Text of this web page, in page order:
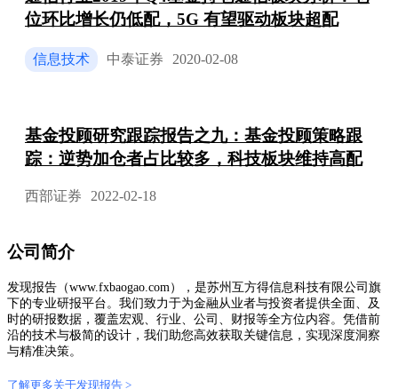
位环比增长仍低配，5G 有望驱动板块超配
信息技术 中泰证券 2020-02-08
基金投顾研究跟踪报告之九：基金投顾策略跟
踪：逆势加仓者占比较多，科技板块维持高配
西部证券 2022-02-18
公司简介
发现报告（www.fxbaogao.com），是苏州互方得信息科技有限公司旗
下的专业研报平台。我们致力于为金融从业者与投资者提供全面、及
时的研报数据，覆盖宏观、行业、公司、财报等全方位内容。凭借前
沿的技术与极简的设计，我们助您高效获取关键信息，实现深度洞察
与精准决策。
了解更多关于发现报告 >